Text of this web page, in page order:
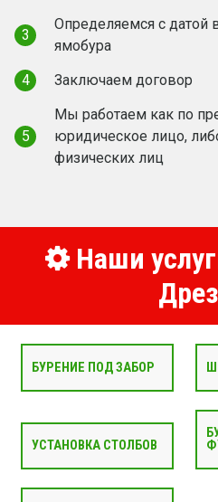
3
Определяемся с датой
ямобура
4
Заключаем договор
5
Мы работаем как по
юридическое лицо,
физических лиц
Наши
БУРЕНИЕ ПОД ЗАБОР
УСТАНОВКА СТОЛБОВ